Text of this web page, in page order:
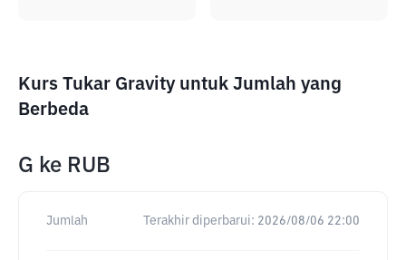
Kurs Tukar Gravity untuk Jumlah yang
Berbeda
G ke RUB
Jumlah Terakhir diperbarui: 2026/08/06 22:00